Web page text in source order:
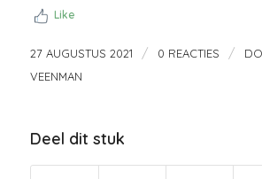
Like
27 AUGUSTUS 2021 / 0 REACTIES /
VEENMAN
Deel dit stuk